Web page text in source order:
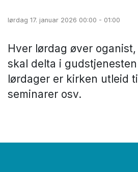
lørdag 17. januar 2026 00:00 - 01:00
Hver lørdag øver
skal delta i
lørdager er kirken utleid
seminarer osv.